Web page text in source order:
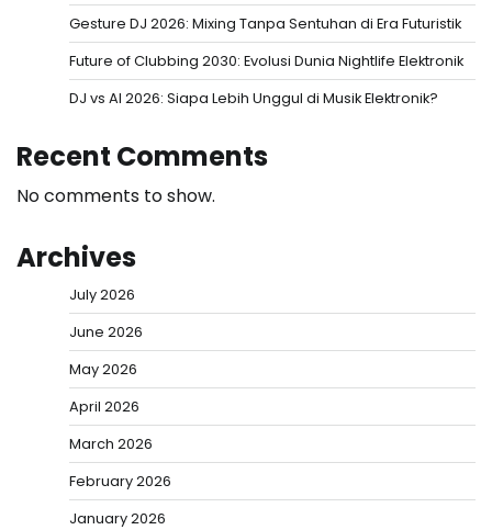
Gesture DJ 2026: Mixing Tanpa Sentuhan di Era Futuristik
Future of Clubbing 2030: Evolusi Dunia Nightlife Elektronik
DJ vs AI 2026: Siapa Lebih Unggul di Musik Elektronik?
Recent Comments
No comments to show.
Archives
July 2026
June 2026
May 2026
April 2026
March 2026
February 2026
January 2026